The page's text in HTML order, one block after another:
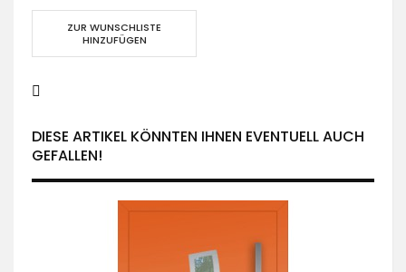
ZUR WUNSCHLISTE
HINZUFÜGEN
DIESE ARTIKEL KÖNNTEN IHNEN EVENTUELL AUCH
GEFALLEN!